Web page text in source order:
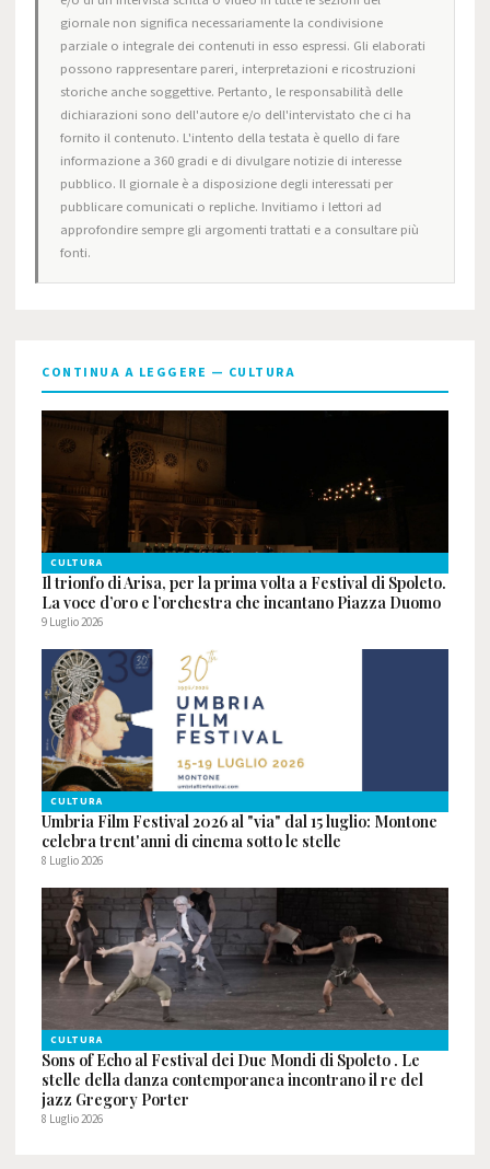
giornale non significa necessariamente la condivisione
parziale o integrale dei contenuti in esso espressi. Gli elaborati
possono rappresentare pareri, interpretazioni e ricostruzioni
storiche anche soggettive. Pertanto, le responsabilità delle
dichiarazioni sono dell'autore e/o dell'intervistato che ci ha
fornito il contenuto. L'intento della testata è quello di fare
informazione a 360 gradi e di divulgare notizie di interesse
pubblico. Il giornale è a disposizione degli interessati per
pubblicare comunicati o repliche. Invitiamo i lettori ad
approfondire sempre gli argomenti trattati e a consultare più
fonti.
CONTINUA A LEGGERE — CULTURA
CULTURA
Il trionfo di Arisa, per la prima volta a Festival di Spoleto.
La voce d’oro e l’orchestra che incantano Piazza Duomo
9 Luglio 2026
CULTURA
Umbria Film Festival 2026 al "via" dal 15 luglio: Montone
celebra trent'anni di cinema sotto le stelle
8 Luglio 2026
CULTURA
Sons of Echo al Festival dei Due Mondi di Spoleto . Le
stelle della danza contemporanea incontrano il re del
jazz Gregory Porter
8 Luglio 2026